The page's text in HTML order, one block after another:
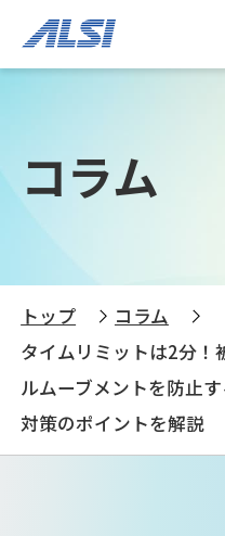
コラム
トップ
コラム
タイムリミットは2分！
ルムーブメントを防止
対策のポイントを解説